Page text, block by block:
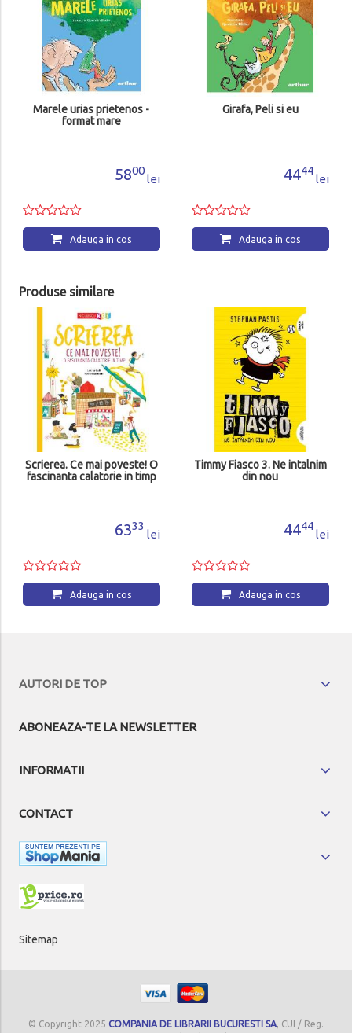
Marele urias prietenos -
format mare
5800
lei
Adauga in cos
Girafa, Peli si eu
4444
lei
Adauga in cos
Produse similare
Scrierea. Ce mai poveste! O
fascinanta calatorie in timp
6333
lei
Adauga in cos
Timmy Fiasco 3. Ne intalnim
din nou
4444
lei
Adauga in cos
AUTORI DE TOP
ABONEAZA-TE LA NEWSLETTER
INFORMATII
CONTACT
Sitemap
© Copyright 2025 COMPANIA DE LIBRARII BUCURESTI SA, CUI / Reg.